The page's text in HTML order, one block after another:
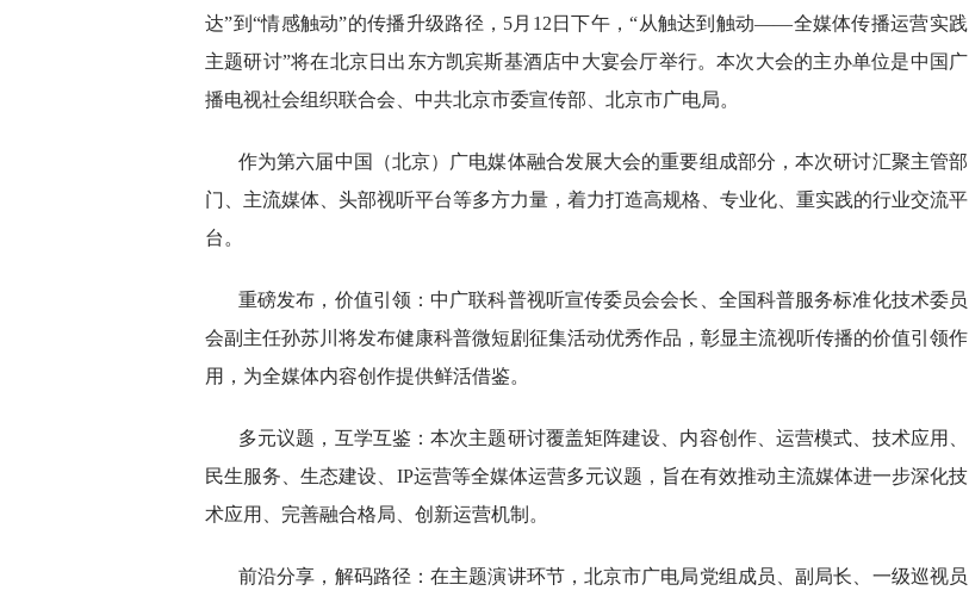
达”到“情感触动”的传播升级路径，5月12日下午，“从触达到触动——全媒体传播运营实践
主题研讨”将在北京日出东方凯宾斯基酒店中大宴会厅举行。本次大会的主办单位是中国广
播电视社会组织联合会、中共北京市委宣传部、北京市广电局。
作为第六届中国（北京）广电媒体融合发展大会的重要组成部分，本次研讨汇聚主管部
门、主流媒体、头部视听平台等多方力量，着力打造高规格、专业化、重实践的行业交流平
台。
重磅发布，价值引领：中广联科普视听宣传委员会会长、全国科普服务标准化技术委员
会副主任孙苏川将发布健康科普微短剧征集活动优秀作品，彰显主流视听传播的价值引领作
用，为全媒体内容创作提供鲜活借鉴。
多元议题，互学互鉴：本次主题研讨覆盖矩阵建设、内容创作、运营模式、技术应用、
民生服务、生态建设、IP运营等全媒体运营多元议题，旨在有效推动主流媒体进一步深化技
术应用、完善融合格局、创新运营机制。
前沿分享，解码路径：在主题演讲环节，北京市广电局党组成员、副局长、一级巡视员